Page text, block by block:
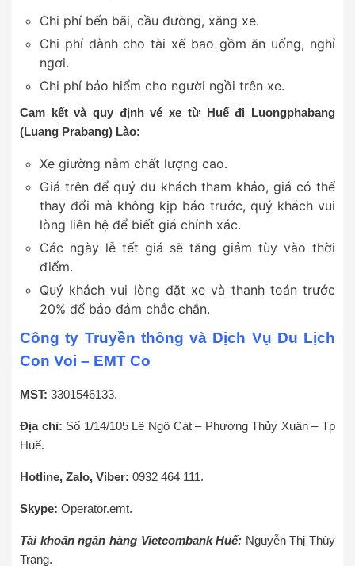
Chi phí bến bãi, cầu đường, xăng xe.
Chi phí dành cho tài xế bao gồm ăn uống, nghỉ
ngơi.
Chi phí bảo hiểm cho người ngồi trên xe.
Cam kết và quy định vé xe từ Huế đi Luongphabang
(Luang Prabang) Lào:
Xe giường nằm chất lượng cao.
Giá trên để quý du khách tham khảo, giá có thể
thay đổi mà không kịp báo trước, quý khách vui
lòng liên hệ để biết giá chính xác.
Các ngày lễ tết giá sẽ tăng giảm tùy vào thời
điểm.
Quý khách vui lòng đặt xe và thanh toán trước
20% để bảo đảm chắc chắn.
Công ty Truyền thông và Dịch Vụ Du Lịch
Con Voi – EMT Co
MST: 3301546133.
Địa chỉ: Số 1/14/105 Lê Ngô Cát – Phường Thủy Xuân – Tp
Huế.
Hotline, Zalo, Viber: 0932 464 111.
Skype: Operator.emt.
Tài khoản ngân hàng Vietcombank Huế: Nguyễn Thị Thùy
Trang.